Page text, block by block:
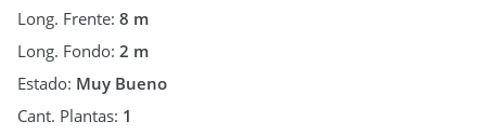
Long. Frente: 8 m
Long. Fondo: 2 m
Estado: Muy Bueno
Cant. Plantas: 1